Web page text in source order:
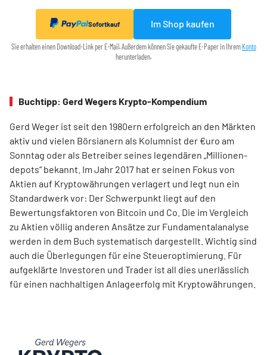
Sofortkauf Im Shop kaufen
Sie erhalten einen Download-Link per E-Mail. Außerdem können Sie gekaufte E-Paper in IhremKonto
herunterladen.
Buchtipp: Gerd Wegers Krypto-Kompendium
Gerd Weger ist seit den 1980ern erfolgreich an den Märkten
aktiv und vielen Börsianern als Kolumnist der €uro am
Sonntag oder als Betreiber seines legendären „Millionen­
depots“ bekannt. Im Jahr 2017 hat er seinen Fokus von
Aktien auf Kryptowährungen verlagert und legt nun ein
Standardwerk vor: Der Schwerpunkt liegt auf den
Bewertungsfaktoren von Bitcoin und Co. Die im Ver­gleich
zu Aktien völlig anderen Ansätze zur Fundamentalanalyse
werden in dem Buch systematisch dargestellt. Wichtig sind
auch die Überlegungen für eine Steueroptimierung. Für
aufgeklärte Investoren und Trader ist all dies unerlässlich
für einen nachhaltigen Anlageerfolg mit Kryptowährungen.